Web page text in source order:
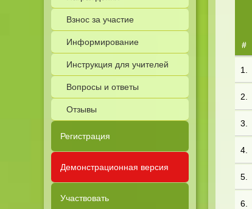
Взнос за участие
Информирование
Инструкция для учителей
Вопросы и ответы
Отзывы
Регистрация
Демонстрационная версия
Участвовать
#
1.
2.
3.
4.
5.
6.